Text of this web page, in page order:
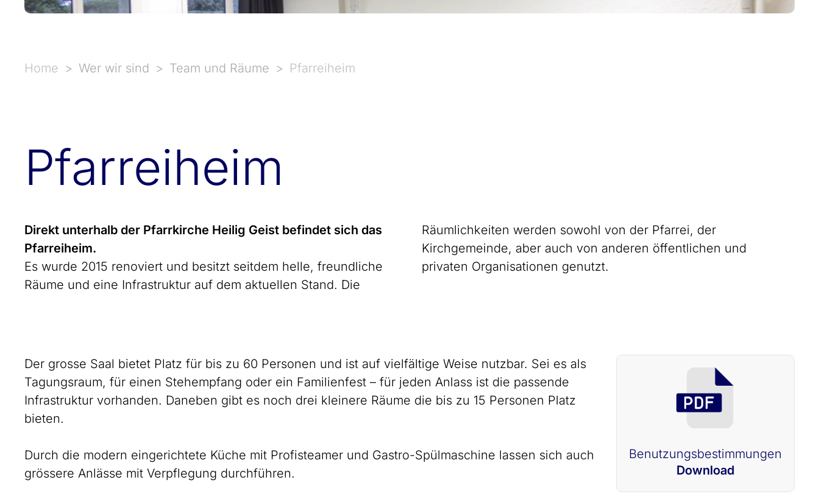
Home Wer wir sind Team und Räume Pfarreiheim
Pfarreiheim
Direkt unterhalb der Pfarrkirche Heilig Geist befindet sich das
Pfarreiheim.
Es wurde 2015 renoviert und besitzt seitdem helle, freundliche
Räume und eine Infrastruktur auf dem aktuellen Stand. Die
Räumlichkeiten werden sowohl von der Pfarrei, der
Kirchgemeinde, aber auch von anderen öffentlichen und
privaten Organisationen genutzt.
Der grosse Saal bietet Platz für bis zu 60 Personen und ist auf vielfältige Weise nutzbar. Sei es als
Tagungsraum, für einen Stehempfang oder ein Familienfest – für jeden Anlass ist die passende
Infrastruktur vorhanden. Daneben gibt es noch drei kleinere Räume die bis zu 15 Personen Platz
bieten.
Durch die modern eingerichtete Küche mit Profisteamer und Gastro-Spülmaschine lassen sich auch
grössere Anlässe mit Verpflegung durchführen.
Benutzungsbestimmungen
Download